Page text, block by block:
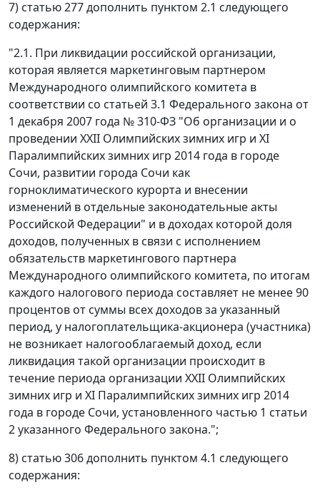
7) статью 277 дополнить пунктом 2.1 следующего
содержания:
"2.1. При ликвидации российской организации,
которая является маркетинговым партнером
Международного олимпийского комитета в
соответствии со статьей 3.1 Федерального закона от
1 декабря 2007 года № 310-ФЗ "Об организации и о
проведении XXII Олимпийских зимних игр и XI
Паралимпийских зимних игр 2014 года в городе
Сочи, развитии города Сочи как
горноклиматического курорта и внесении
изменений в отдельные законодательные акты
Российской Федерации" и в доходах которой доля
доходов, полученных в связи с исполнением
обязательств маркетингового партнера
Международного олимпийского комитета, по итогам
каждого налогового периода составляет не менее 90
процентов от суммы всех доходов за указанный
период, у налогоплательщика-акционера (участника)
не возникает налогооблагаемый доход, если
ликвидация такой организации происходит в
течение периода организации XXII Олимпийских
зимних игр и XI Паралимпийских зимних игр 2014
года в городе Сочи, установленного частью 1 статьи
2 указанного Федерального закона.";
8) статью 306 дополнить пунктом 4.1 следующего
содержания: